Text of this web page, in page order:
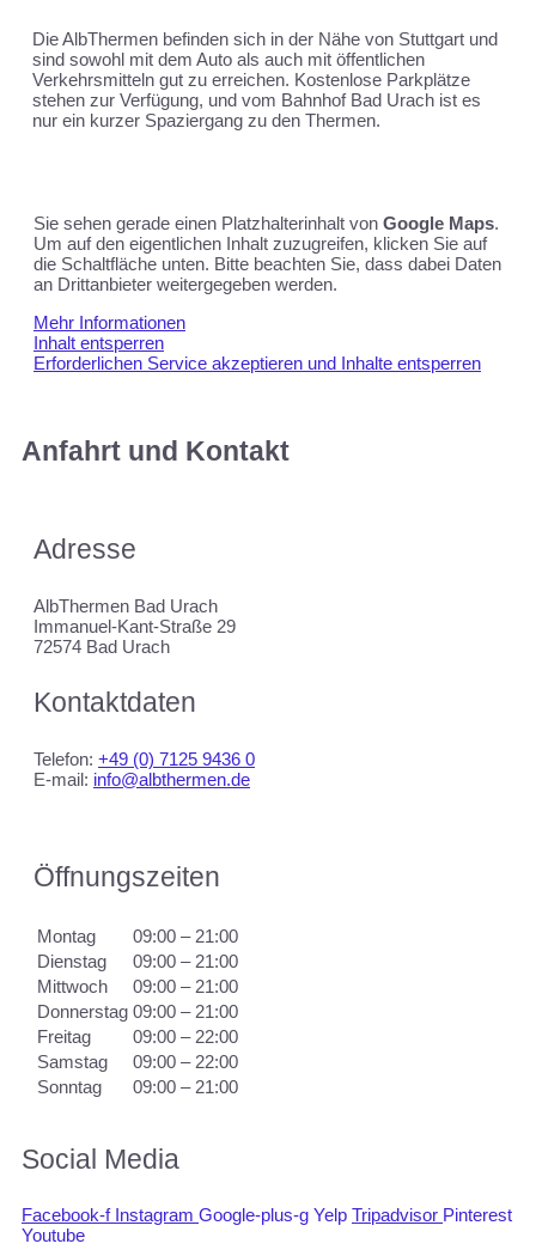
Die AlbThermen befinden sich in der Nähe von Stuttgart und
sind sowohl mit dem Auto als auch mit öffentlichen
Verkehrsmitteln gut zu erreichen. Kostenlose Parkplätze
stehen zur Verfügung, und vom Bahnhof Bad Urach ist es
nur ein kurzer Spaziergang zu den Thermen.
Sie sehen gerade einen Platzhalterinhalt von Google Maps.
Um auf den eigentlichen Inhalt zuzugreifen, klicken Sie auf
die Schaltfläche unten. Bitte beachten Sie, dass dabei Daten
an Drittanbieter weitergegeben werden.
Mehr Informationen
Inhalt entsperren
Erforderlichen Service akzeptieren und Inhalte entsperren
Anfahrt und Kontakt
Adresse
AlbThermen Bad Urach
Immanuel-Kant-Straße 29
72574 Bad Urach
Kontaktdaten
Telefon: +49 (0) 7125 9436 0
E-mail: info@albthermen.de
Öffnungszeiten
Montag
09:00 – 21:00
Dienstag
09:00 – 21:00
Mittwoch
09:00 – 21:00
Donnerstag 09:00 – 21:00
Freitag
09:00 – 22:00
Samstag
09:00 – 22:00
Sonntag
09:00 – 21:00
Social Media
Facebook-f Instagram Google-plus-g Yelp Tripadvisor Pinterest
Youtube